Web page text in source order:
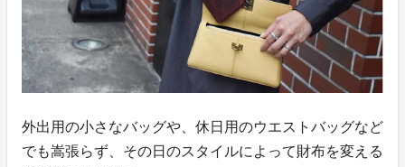
外出用の小さなバッグや、休日用のウエストバッグなど
でも嵩張らず、その日のスタイルによって財布を変える